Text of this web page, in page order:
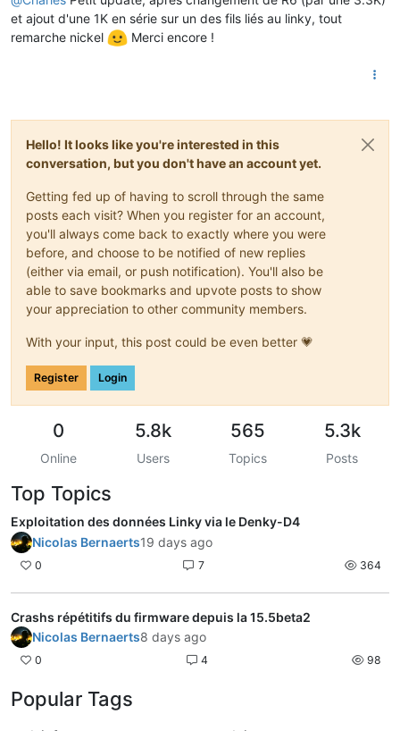
et ajout d'une 1K en série sur un des fils liés au linky, tout
remarche nickel
Merci encore !
Hello! It looks like you're interested in this
conversation, but you don't have an account yet.
Getting fed up of having to scroll through the same
posts each visit? When you register for an account,
you'll always come back to exactly where you were
before, and choose to be notified of new replies
(either via email, or push notification). You'll also be
able to save bookmarks and upvote posts to show
your appreciation to other community members.
With your input, this post could be even better 💗
Register Login
0
Online
5.8k
Users
565
Topics
5.3k
Posts
Top Topics
Exploitation des données Linky via le Denky-D4
Nicolas Bernaerts19 days ago
0 7 364
Crashs répétitifs du firmware depuis la 15.5beta2
Nicolas Bernaerts8 days ago
0 4 98
Popular Tags